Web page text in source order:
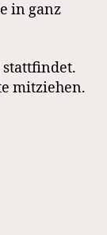
in ganz
stattfindet.
mitziehen.